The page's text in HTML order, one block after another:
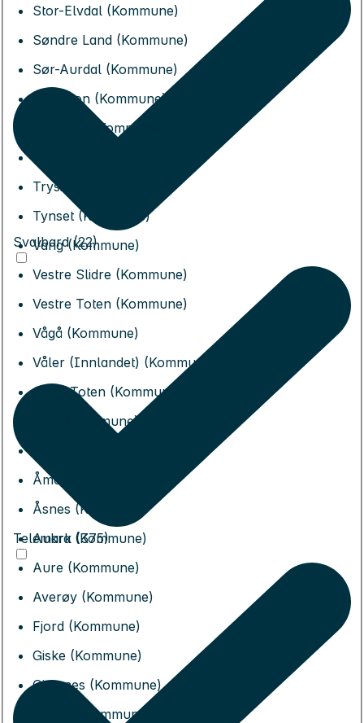
Stor-Elvdal (Kommune)
Søndre Land (Kommune)
Sør-Aurdal (Kommune)
Sør-Fron (Kommune)
Sør-Odal (Kommune)
Trysil (Kommune)
Tynset (Kommune)
Vang (Kommune)
Vestre Slidre (Kommune)
Vestre Toten (Kommune)
Vågå (Kommune)
Våler (Innlandet) (Kommune)
Østre Toten (Kommune)
Øyer (Kommune)
Åmot (Kommune)
Åsnes (Kommune)
Aukra (Kommune)
Aure (Kommune)
Averøy (Kommune)
Fjord (Kommune)
Giske (Kommune)
Gjemnes (Kommune)
Haram (Kommune)
Svalbard (22)
Telemark (375)